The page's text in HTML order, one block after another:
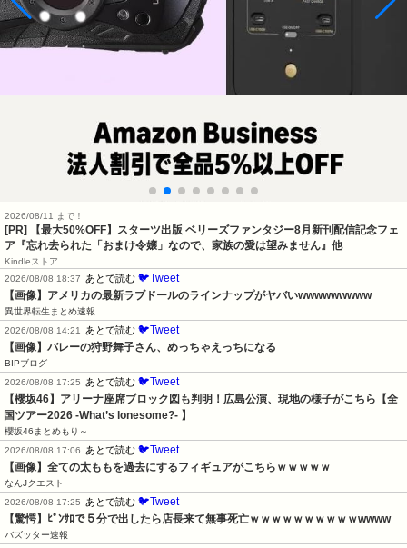
2026/08/11 まで！
[PR] 【最大50%OFF】スターツ出版 ベリーズファンタジー8月新刊配信記念フェ
ア『忘れ去られた「おまけ令嬢」なので、家族の愛は望みません』他
Kindleストア
2026/08/08 18:37
あとで読む 🐦Tweet
【画像】アメリカの最新ラブドールのラインナップがヤバいwwwwwwwww
異世界転生まとめ速報
2026/08/08 14:21
あとで読む 🐦Tweet
【画像】バレーの狩野舞子さん、めっちゃえっちになる
BIPブログ
2026/08/08 17:25
あとで読む 🐦Tweet
【櫻坂46】アリーナ座席ブロック図も判明！広島公演、現地の様子がこちら【全
国ツアー2026 -What’s lonesome?- 】
櫻坂46まとめもり～
2026/08/08 17:06
あとで読む 🐦Tweet
【画像】全ての太ももを過去にするフィギュアがこちらｗｗｗｗｗ
なんJクエスト
2026/08/08 17:25
あとで読む 🐦Tweet
【驚愕】ﾋﾟﾝｻﾛで５分で出したら店長来て無事死亡ｗｗｗｗｗｗｗｗｗｗwwww
バズッター速報